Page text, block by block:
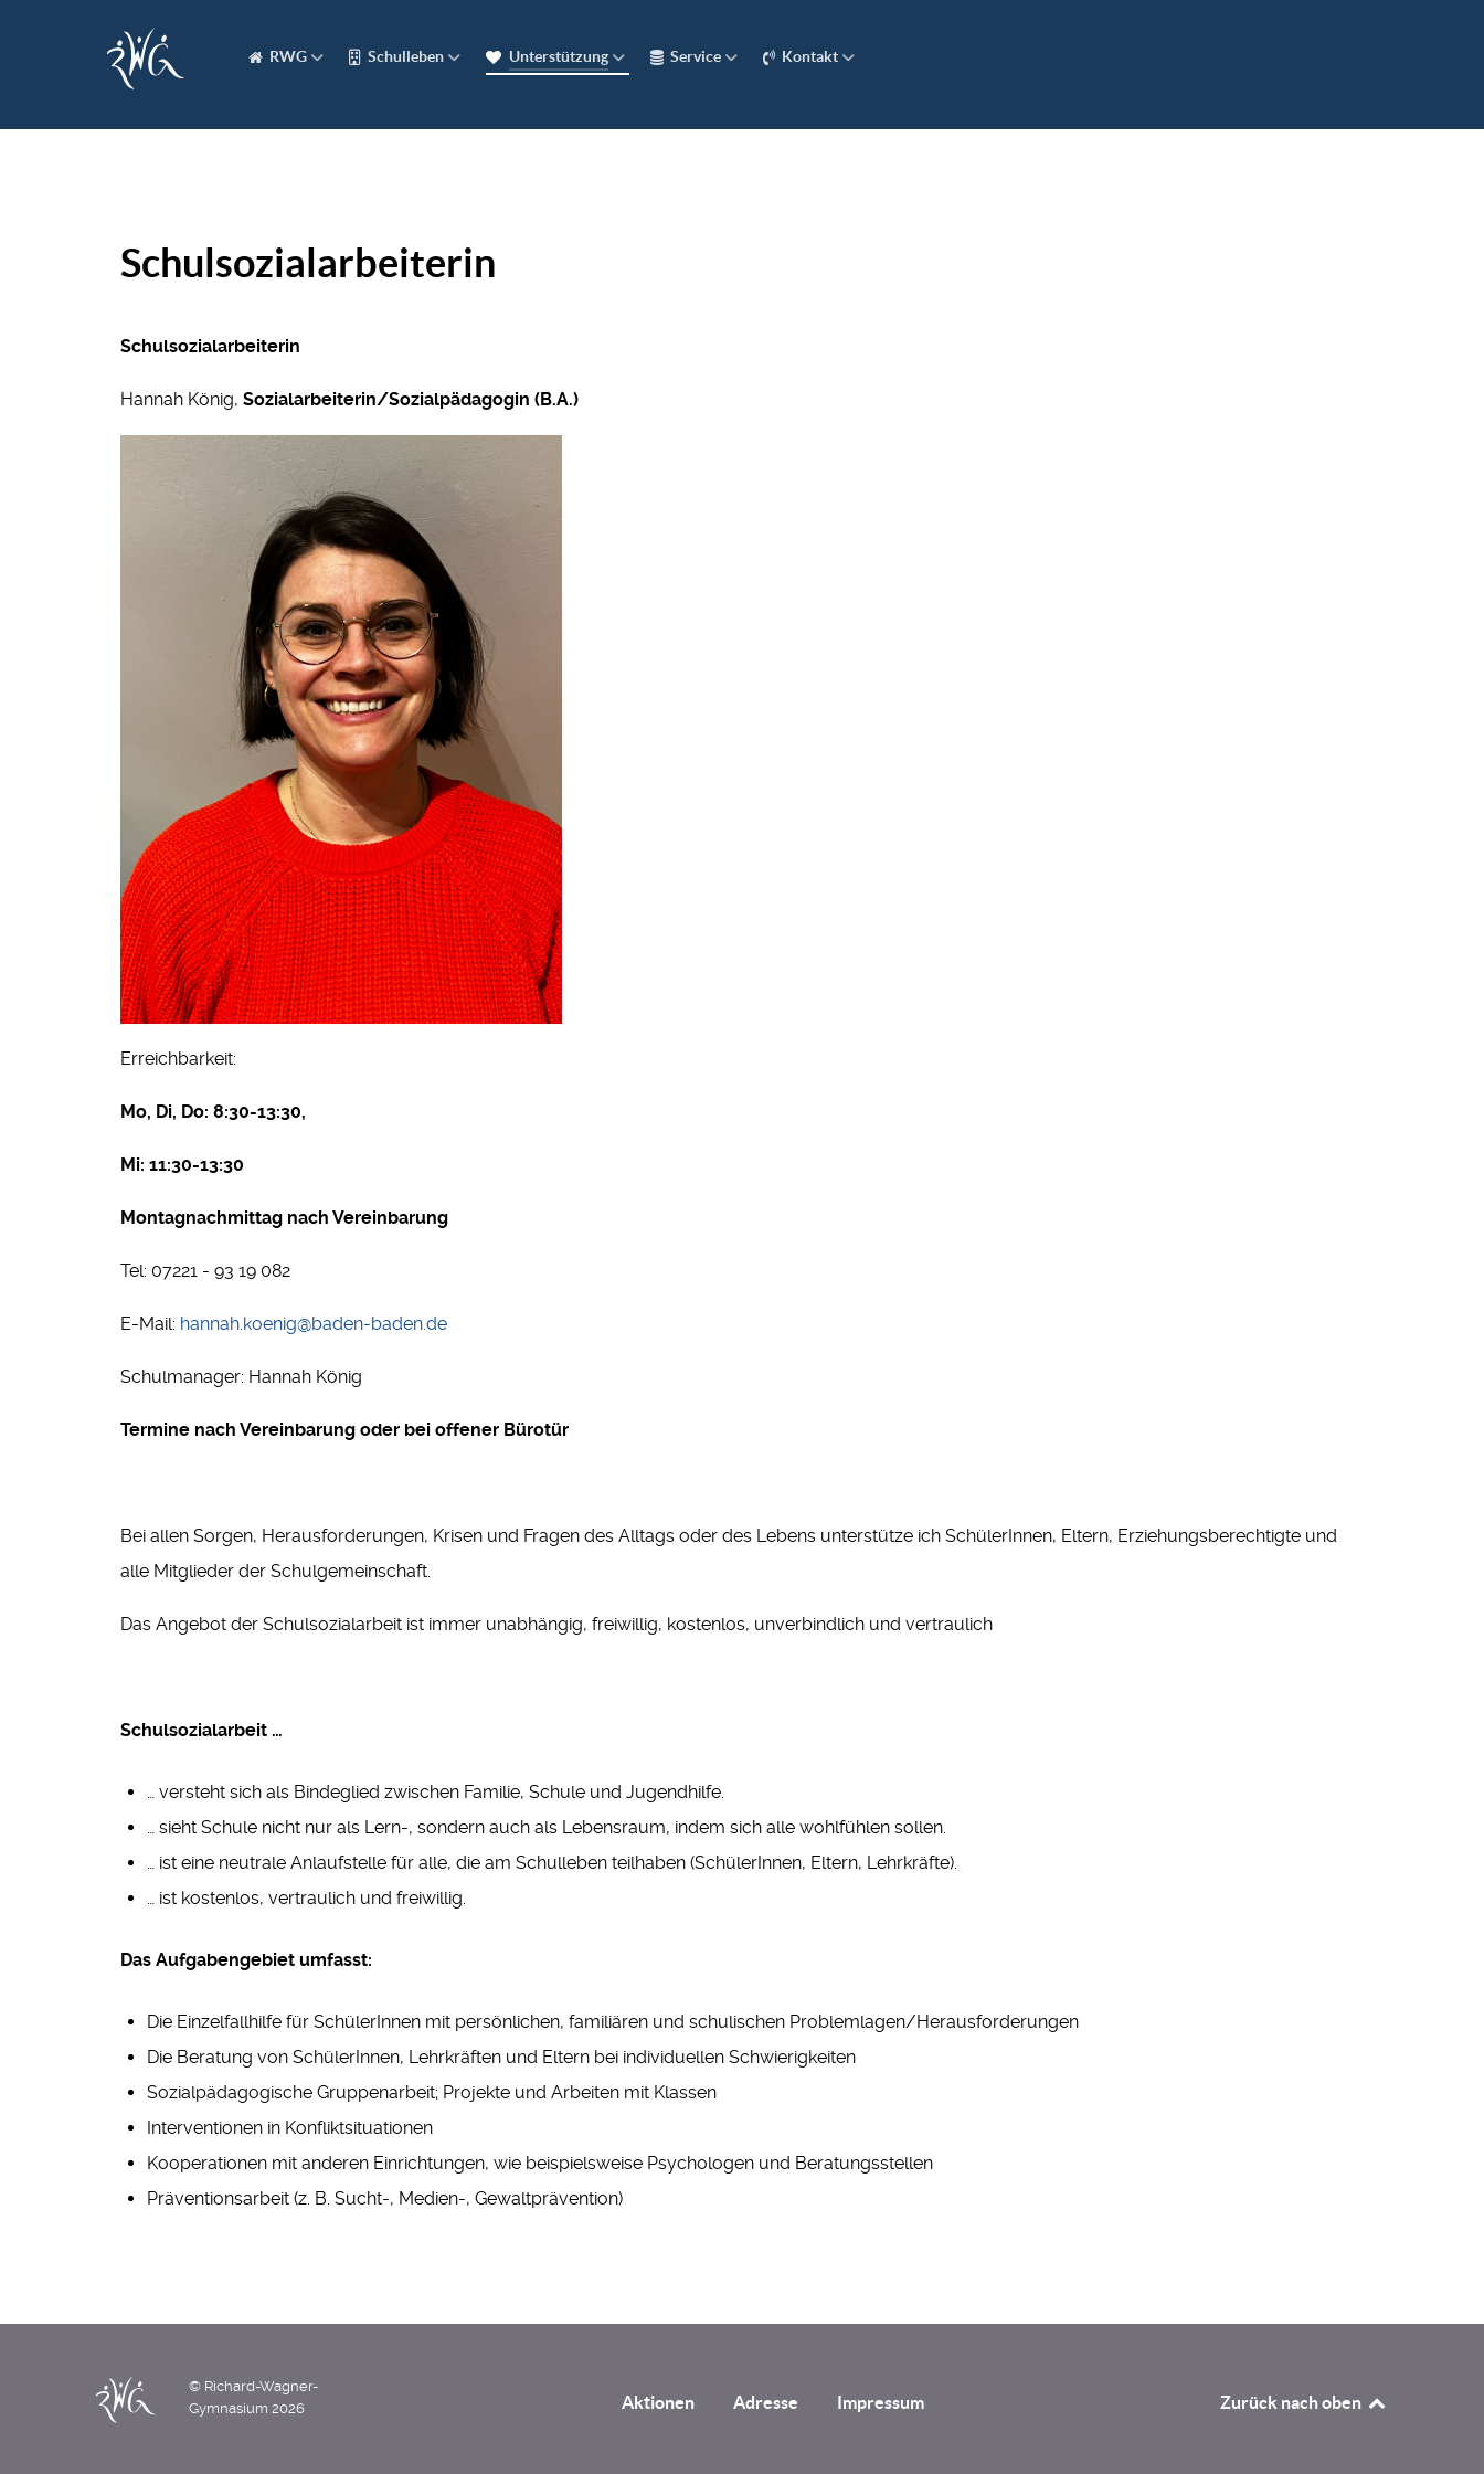
RWG Schulleben Unterstützung Service Kontakt
Schulsozialarbeiterin
Schulsozialarbeiterin
Hannah König, Sozialarbeiterin/Sozialpädagogin (B.A.)
Erreichbarkeit:
Mo, Di, Do: 8:30-13:30,
Mi: 11:30-13:30
Montagnachmittag nach Vereinbarung
Tel: 07221 - 93 19 082
E-Mail: hannah.koenig@baden-baden.de
Schulmanager: Hannah König
Termine nach Vereinbarung oder bei offener Bürotür
Bei allen Sorgen, Herausforderungen, Krisen und Fragen des Alltags oder des Lebens unterstütze ich SchülerInnen, Eltern, Erziehungsberechtigte und
alle Mitglieder der Schulgemeinschaft.
Das Angebot der Schulsozialarbeit ist immer unabhängig, freiwillig, kostenlos, unverbindlich und vertraulich
Schulsozialarbeit …
… versteht sich als Bindeglied zwischen Familie, Schule und Jugendhilfe.
… sieht Schule nicht nur als Lern-, sondern auch als Lebensraum, indem sich alle wohlfühlen sollen.
… ist eine neutrale Anlaufstelle für alle, die am Schulleben teilhaben (SchülerInnen, Eltern, Lehrkräfte).
… ist kostenlos, vertraulich und freiwillig.
Das Aufgabengebiet umfasst:
Die Einzelfallhilfe für SchülerInnen mit persönlichen, familiären und schulischen Problemlagen/Herausforderungen
Die Beratung von SchülerInnen, Lehrkräften und Eltern bei individuellen Schwierigkeiten
Sozialpädagogische Gruppenarbeit; Projekte und Arbeiten mit Klassen
Interventionen in Konfliktsituationen
Kooperationen mit anderen Einrichtungen, wie beispielsweise Psychologen und Beratungsstellen
Präventionsarbeit (z. B. Sucht-, Medien-, Gewaltprävention)
© Richard-Wagner-
Gymnasium 2026
Aktionen Adresse Impressum Zurück nach oben